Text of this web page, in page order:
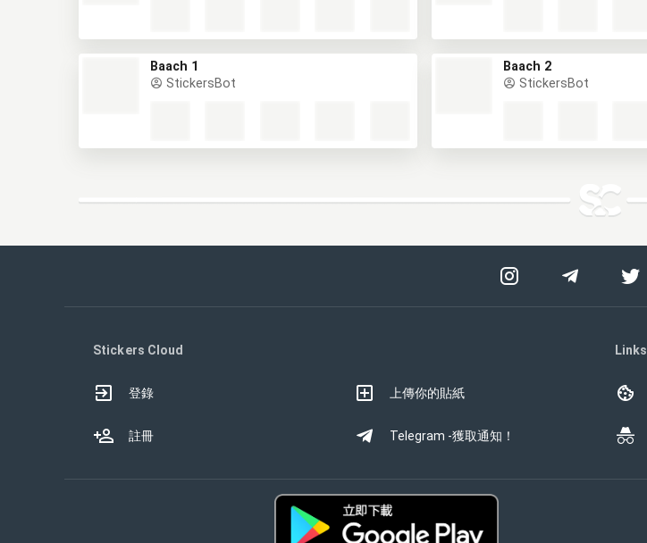
Baach 1
StickersBot
Baach 2
StickersBot
Stickers Cloud
登錄
註冊
上傳你的貼紙
Telegram -獲取通知！
Links